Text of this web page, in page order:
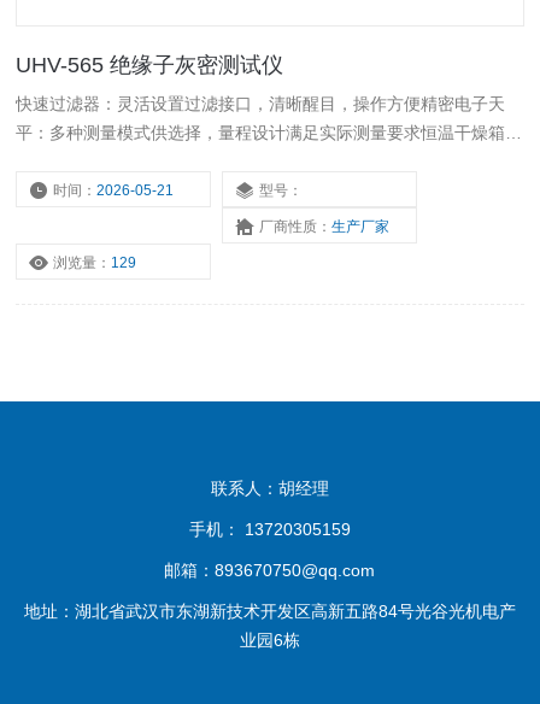
UHV-565 绝缘子灰密测试仪
快速过滤器：灵活设置过滤接口，清晰醒目，操作方便精密电子天
平：多种测量模式供选择，量程设计满足实际测量要求恒温干燥箱：
时间：2026-05-21 型号：
厂商性质： 生产厂家
浏览量： 129
联系人：胡经理
手机： 13720305159
邮箱：893670750@qq.com
地址：湖北省武汉市东湖新技术开发区高新五路84号光谷光机电产
业园6栋